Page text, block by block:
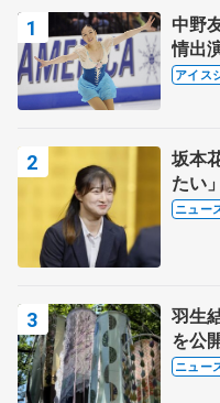
中野
情出
ス」
アイス
坂本
たい
代表
ニュー
羽生
を公
の瑞
ニュー